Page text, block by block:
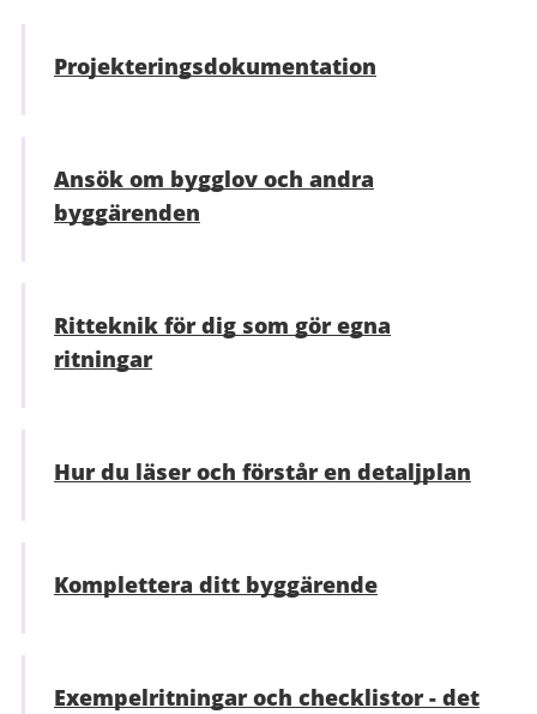
Projekteringsdokumentation
Ansök om bygglov och andra
byggärenden
Ritteknik för dig som gör egna
ritningar
Hur du läser och förstår en detaljplan
Komplettera ditt byggärende
Exempelritningar och checklistor - det